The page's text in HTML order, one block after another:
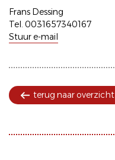
Frans Dessing
Tel. 0031657340167
Stuur e-mail
terug naar overzicht